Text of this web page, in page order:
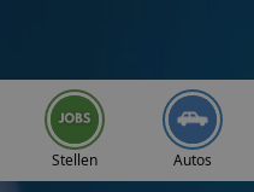
Stellen Autos